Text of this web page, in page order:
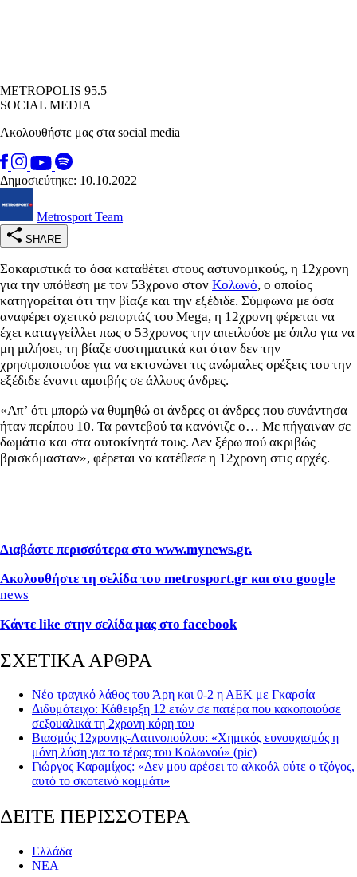
METROPOLIS 95.5
SOCIAL MEDIA
Ακολουθήστε μας στα social media
Δημοσιεύτηκε: 10.10.2022
Metrosport Team
SHARE
Σοκαριστικά το όσα καταθέτει στους αστυνομικούς, η 12χρονη
για την υπόθεση με τον 53χρονο στον Κολωνό, ο οποίος
κατηγορείται ότι την βίαζε και την εξέδιδε. Σύμφωνα με όσα
αναφέρει σχετικό ρεπορτάζ του Mega, η 12χρονη φέρεται να
έχει καταγγείλλει πως ο 53χρονος την απειλούσε με όπλο για να
μη μιλήσει, τη βίαζε συστηματικά και όταν δεν την
χρησιμοποιούσε για να εκτονώνει τις ανώμαλες ορέξεις του την
εξέδιδε έναντι αμοιβής σε άλλους άνδρες.
«Απ’ ότι μπορώ να θυμηθώ οι άνδρες οι άνδρες που συνάντησα
ήταν περίπου 10. Τα ραντεβού τα κανόνιζε ο… Με πήγαιναν σε
δωμάτια και στα αυτοκίνητά τους. Δεν ξέρω πού ακριβώς
βρισκόμασταν», φέρεται να κατέθεσε η 12χρονη στις αρχές.
Διαβάστε περισσότερα στο www.mynews.gr.
Ακολουθήστε τη σελίδα του metrosport.gr και στο google
news
Κάντε like στην σελίδα μας στο facebook
ΣΧΕΤΙΚΑ ΑΡΘΡΑ
Νέο τραγικό λάθος του Άρη και 0-2 η ΑΕΚ με Γκαρσία
Διδυμότειχο: Κάθειρξη 12 ετών σε πατέρα που κακοποιούσε
σεξουαλικά τη 2χρονη κόρη του
Βιασμός 12χρονης-Λατινοπούλου: «Χημικός ευνουχισμός η
μόνη λύση για το τέρας του Κολωνού» (pic)
Γιώργος Καραμίχος: «Δεν μου αρέσει το αλκοόλ ούτε ο τζόγος,
αυτό το σκοτεινό κομμάτι»
ΔΕΙΤΕ ΠΕΡΙΣΣΟΤΕΡΑ
Ελλάδα
ΝΕΑ